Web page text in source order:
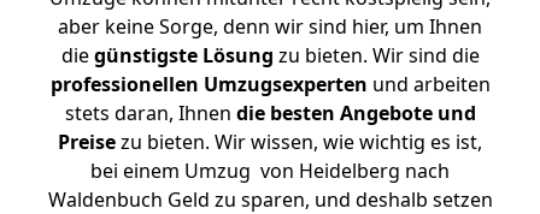
aber keine Sorge, denn wir sind hier, um Ihnen
diegünstigste Lösung zu bieten. Wir sind die
professionellen Umzugsexperten und arbeiten
stets daran, Ihnen die besten Angebote und
Preisezu bieten. Wir wissen, wie wichtig es ist,
bei einem Umzug von Heidelberg nach
Waldenbuch Geld zu sparen, und deshalb setzen